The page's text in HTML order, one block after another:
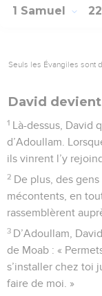
1 Samuel 22
Seuls les Évangiles sont
David
1 Là-dessus, David
d’Adoullam.
ils vinrent l’y
2 De plus, des
mécontents, en
rassemblèrent
3 D’Adoullam,
de Moab : «
s’installer chez toi
faire de moi. »